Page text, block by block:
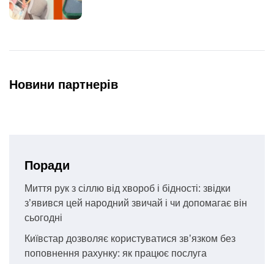
Новини партнерів
Поради
Миття рук з сіллю від хвороб і бідності: звідки
з’явився цей народний звичай і чи допомагає він
сьогодні
Київстар дозволяє користуватися зв’язком без
поповнення рахунку: як працює послуга